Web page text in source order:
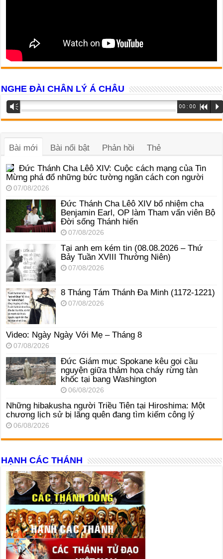
NGHE ĐÀI CHÂN LÝ Á CHÂU
Trình
phát
âm
Vm 00:00 R P
Bài mới Bài nổi bật Phản hồi Thẻ
Đức Thánh Cha Lêô XIV: Cuộc cách mạng của Tin
Mừng phá đổ những bức tường ngăn cách con người
07/08/2026
Đức Thánh Cha Lêô XIV bổ nhiệm cha
Benjamin Earl, OP làm Tham vấn viên Bộ
Đời sống Thánh hiến
07/08/2026
Tại anh em kém tin (08.08.2026 – Thứ
Bảy Tuần XVIII Thường Niên)
07/08/2026
8 Tháng Tám Thánh Ða Minh (1172-1221)
07/08/2026
Video: Ngày Ngày Với Mẹ – Tháng 8
07/08/2026
Đức Giám mục Spokane kêu gọi cầu
nguyện giữa thảm họa cháy rừng tàn
khốc tại bang Washington
06/08/2026
Những hibakusha người Triều Tiên tại Hiroshima: Một
chương lịch sử bị lãng quên đang tìm kiếm công lý
06/08/2026
HẠNH CÁC THÁNH